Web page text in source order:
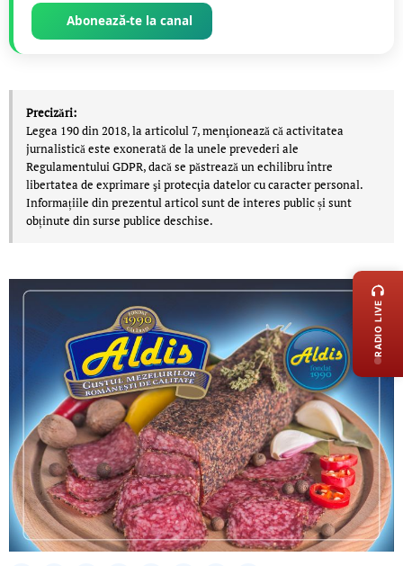
Abonează-te la canal
Precizări:
Legea 190 din 2018, la articolul 7, menţionează că activitatea
jurnalistică este exonerată de la unele prevederi ale
Regulamentului GDPR, dacă se păstrează un echilibru între
libertatea de exprimare şi protecţia datelor cu caracter personal.
Informațiile din prezentul articol sunt de interes public și sunt
obținute din surse publice deschise.
RADIO LIVE